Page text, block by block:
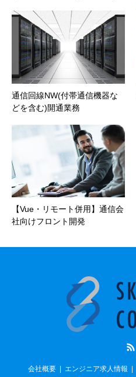
通信回線NW(付帯通信機器な
どを含む)開通業務
【Vue・リモート併用】通信会
社向けフロント開発
会社概要 エンジニア求人情報